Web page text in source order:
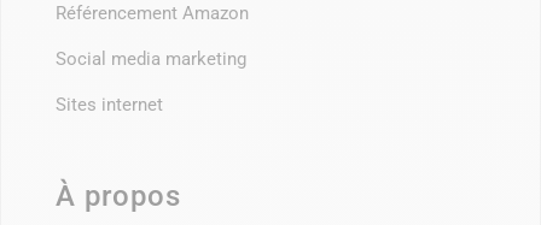
Référencement Amazon
Social media marketing
Sites internet
À propos